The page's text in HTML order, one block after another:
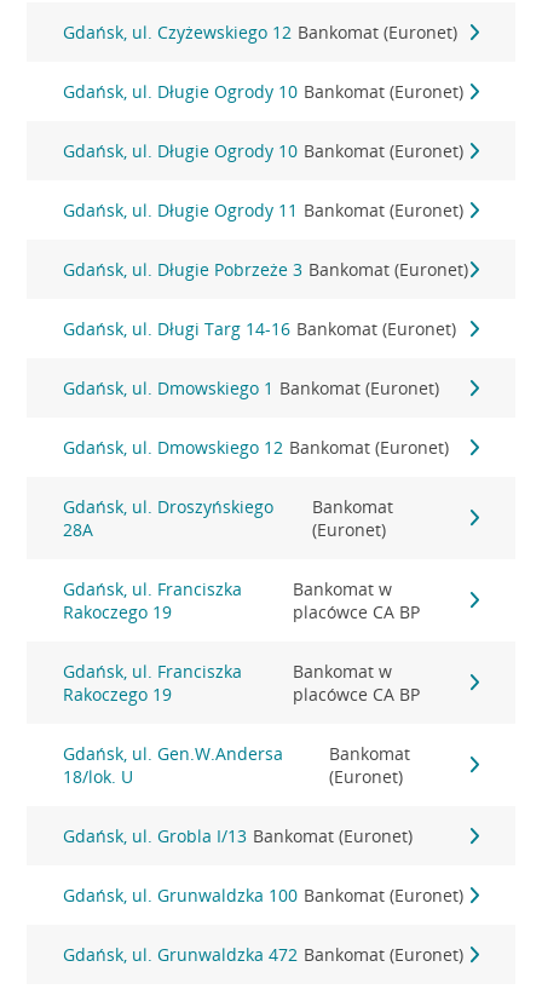
Gdańsk, ul. Czyżewskiego 12 Bankomat (Euronet)
Gdańsk, ul. Długie Ogrody 10 Bankomat (Euronet)
Gdańsk, ul. Długie Ogrody 10 Bankomat (Euronet)
Gdańsk, ul. Długie Ogrody 11 Bankomat (Euronet)
Gdańsk, ul. Długie Pobrzeże 3 Bankomat (Euronet)
Gdańsk, ul. Długi Targ 14-16 Bankomat (Euronet)
Gdańsk, ul. Dmowskiego 1 Bankomat (Euronet)
Gdańsk, ul. Dmowskiego 12 Bankomat (Euronet)
Gdańsk, ul. Droszyńskiego
28A
Bankomat
(Euronet)
Gdańsk, ul. Franciszka
Rakoczego 19
Bankomat w
placówce CA BP
Gdańsk, ul. Franciszka
Rakoczego 19
Bankomat w
placówce CA BP
Gdańsk, ul. Gen.W.Andersa
18/lok. U
Bankomat
(Euronet)
Gdańsk, ul. Grobla I/13 Bankomat (Euronet)
Gdańsk, ul. Grunwaldzka 100 Bankomat (Euronet)
Gdańsk, ul. Grunwaldzka 472 Bankomat (Euronet)